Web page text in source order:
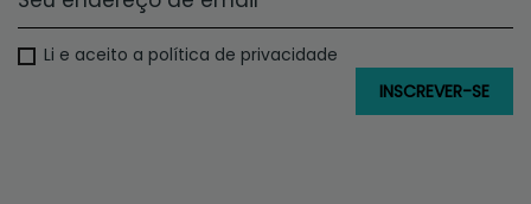
Li e aceito a política de privacidade